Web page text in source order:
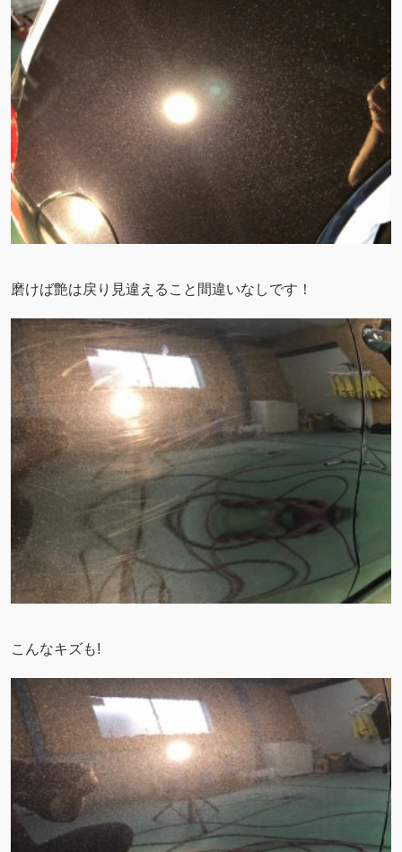
磨けば艶は戻り見違えること間違いなしです！
こんなキズも!